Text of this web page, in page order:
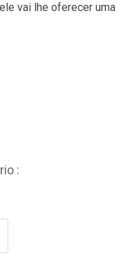
vai lhe oferecer uma
: